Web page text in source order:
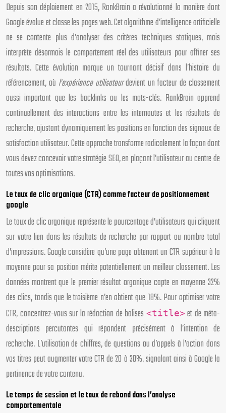
Depuis son déploiement en 2015, RankBrain a révolutionné la manière dont
Google évalue et classe les pages web. Cet algorithme d’intelligence artificielle
ne se contente plus d’analyser des critères techniques statiques, mais
interprète désormais le comportement réel des utilisateurs pour affiner ses
résultats. Cette évolution marque un tournant décisif dans l’histoire du
référencement, où l’expérience utilisateurdevient un facteur de classement
aussi important que les backlinks ou les mots-clés. RankBrain apprend
continuellement des interactions entre les internautes et les résultats de
recherche, ajustant dynamiquement les positions en fonction des signaux de
satisfaction utilisateur. Cette approche transforme radicalement la façon dont
vous devez concevoir votre stratégie SEO, en plaçant l’utilisateur au centre de
toutes vos optimisations.
Le taux de clic organique (CTR) comme facteur de positionnement
google
Le taux de clic organique représente le pourcentage d’utilisateurs qui cliquent
sur votre lien dans les résultats de recherche par rapport au nombre total
d’impressions. Google considère qu’une page obtenant un CTR supérieur à la
moyenne pour sa position mérite potentiellement un meilleur classement. Les
données montrent que le premier résultat organique capte en moyenne 32%
des clics, tandis que le troisième n’en obtient que 18%. Pour optimiser votre
CTR, concentrez-vous sur la rédaction de balises <title> et de méta-
descriptions percutantes qui répondent précisément à l’intention de
recherche. L’utilisation de chiffres, de questions ou d’appels à l’action dans
vos titres peut augmenter votre CTR de 20 à 30%, signalant ainsi à Google la
pertinence de votre contenu.
Le temps de session et le taux de rebond dans l’analyse
comportementale